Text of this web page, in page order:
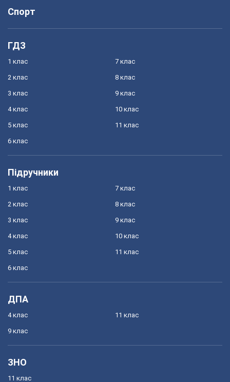
Спорт
ГДЗ
1 клас
2 клас
3 клас
4 клас
5 клас
6 клас
7 клас
8 клас
9 клас
10 клас
11 клас
Підручники
1 клас
2 клас
3 клас
4 клас
5 клас
6 клас
7 клас
8 клас
9 клас
10 клас
11 клас
ДПА
4 клас
9 клас
11 клас
ЗНО
11 клас